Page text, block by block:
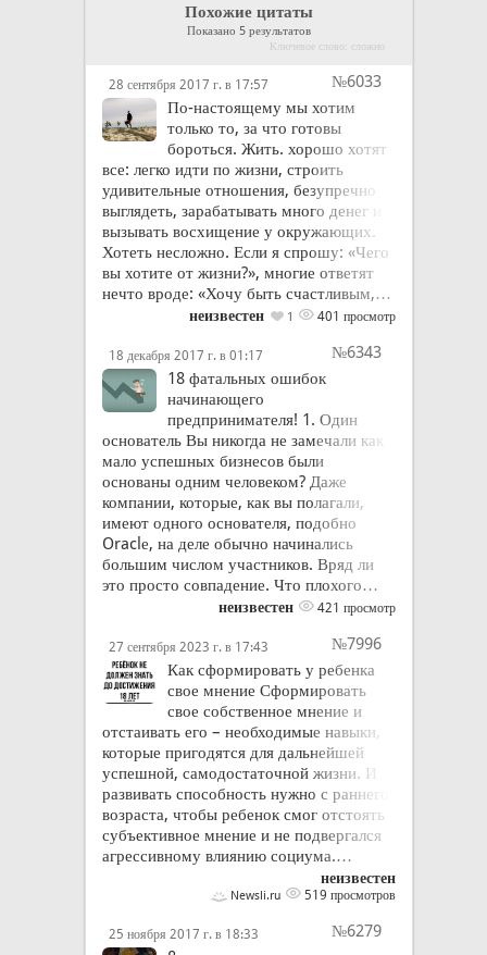
Похожие цитаты
Показано 5 результатов
Ключевое слово: сложно
28 сентября 2017 г. в 17:57
№6033
По-настоящему мы хотим
только то, за что готовы
бороться. Жить. хорошо хотят
все: легко идти по жизни, строить
удивительные отношения, безупречно
выглядеть, зарабатывать много денег и
вызывать восхищение у окружающих.
Хотеть несложно. Если я спрошу: «Чего
вы хотите от жизни?», многие ответят
нечто вроде: «Хочу быть счастливым,…
неизвестен 1 401 просмотр
18 декабря 2017 г. в 01:17
№6343
18 фатальных ошибок
начинающего
предпринимателя! 1. Один
основатель Вы никогда не замечали как
мало успешных бизнесов были
основаны одним человеком? Даже
компании, которые, как вы полагали,
имеют одного основателя, подобно
Oraclе, на деле обычно начинались
большим числом участников. Вряд ли
это просто совпадение. Что плохого…
неизвестен 421 просмотр
27 сентября 2023 г. в 17:43
№7996
Как сформировать у ребенка
свое мнение Сформировать
свое собственное мнение и
отстаивать его – необходимые навыки,
которые пригодятся для дальнейшей
успешной, самодостаточной жизни. И
развивать способность нужно с раннего
возраста, чтобы ребенок смог отстоять
субъективное мнение и не подвергался
агрессивному влиянию социума.…
неизвестен
Newsli.ru 519 просмотров
25 ноября 2017 г. в 18:33
№6279